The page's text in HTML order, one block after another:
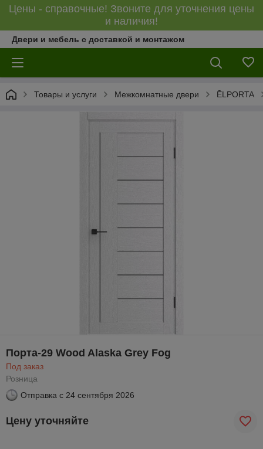
Цены - справочные! Звоните для уточнения цены
и наличия!
Двери и мебель с доставкой и монтажом
Товары и услуги Межкомнатные двери ĒLPORTA
Порта-29 Wood Alaska Grey Fog
Под заказ
Розница
Отправка с 24 сентября 2026
Цену уточняйте